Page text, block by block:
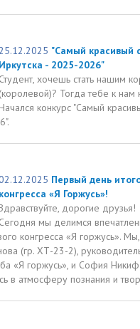
"Самый красивый
Иркутска - 2025-2026"
Студент, хочешь стать нашим
(королевой)? Тогда тебе к нам
Начался конкурс "Самый
Первый день
конгресса «Я Горжусь»!
дорогие друзья!
Сегодня мы делимся
конгресса «Я горжусь».
(гр. ХТ-23-2),
«Я горжусь», и София
в атмосферу познания и